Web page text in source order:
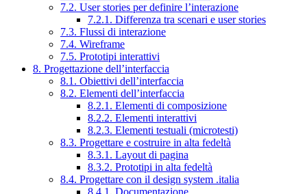
7.2. User stories per definire l’interazione
7.2.1. Differenza tra scenari e user stories
7.3. Flussi di interazione
7.4. Wireframe
7.5. Prototipi interattivi
8. Progettazione dell’interfaccia
8.1. Obiettivi dell’interfaccia
8.2. Elementi dell’interfaccia
8.2.1. Elementi di composizione
8.2.2. Elementi interattivi
8.2.3. Elementi testuali (microtesti)
8.3. Progettare e costruire in alta fedeltà
8.3.1. Layout di pagina
8.3.2. Prototipi in alta fedeltà
8.4. Progettare con il design system .italia
8.4.1. Documentazione